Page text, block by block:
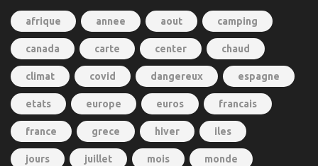
afrique annee aout camping
canada carte center chaud
climat covid dangereux espagne
etats europe euros francais
france grece hiver iles
jours juillet mois monde